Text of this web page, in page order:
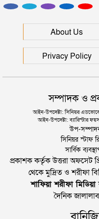
প্রধানমন্ত্রী
সিলেটে আরও
About Us
Privacy Policy
সম্পাদক ও
আইন-উপদেষ্টা: সিনিয়র
আইন-উপদেষ্টা: ব্যারিস্টার
উপ-
সিনিয়র স্টাফ
সার্বিক
প্রকাশক কর্তৃক উত্তরা অফসেট
থেকে মুদ্রিত ও শরীফা
শাফিয়া শরীফা
দৈনিক